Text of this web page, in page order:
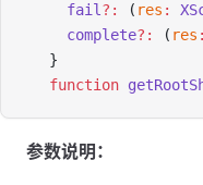
  fail
?: ( res :
  complete
?: ( res :
}
function
参数说明：